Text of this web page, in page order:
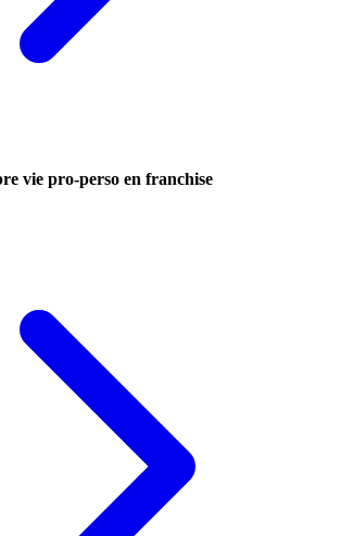
vie pro-perso en franchise